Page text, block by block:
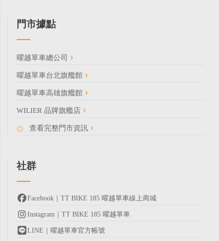
門市據點
曜越單車總公司
曜越單車台北旗艦館
曜越單車高雄旗艦館
WILIER 品牌旗艦店
查看完整門市資訊
社群
Facebook｜TT BIKE 185 曜越單車線上商城
Instagram｜TT BIKE 185 曜越單車
LINE｜曜越單車官方帳號